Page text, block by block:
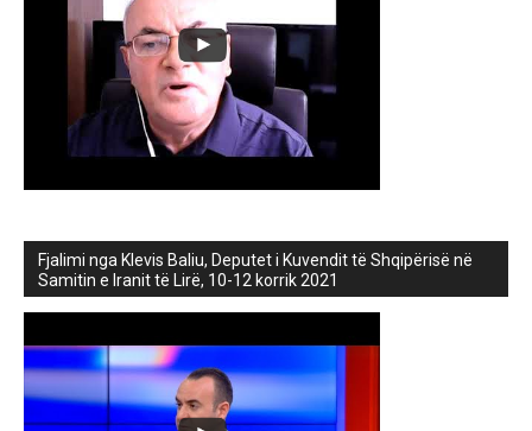
Fjalimi nga Klevis Baliu, Deputet i Kuvendit të Shqipërisë në
Samitin e Iranit të Lirë, 10-12 korrik 2021